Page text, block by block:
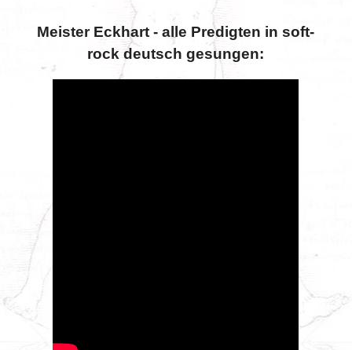
Meister Eckhart - alle Predigten in soft-
rock deutsch gesungen: